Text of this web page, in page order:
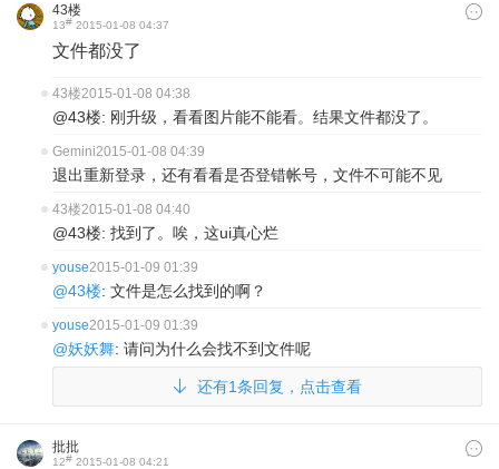
43楼
13# 2015-01-08 04:37
文件都没了
43楼2015-01-08 04:38
@43楼: 刚升级，看看图片能不能看。结果文件都没了。
Gemini2015-01-08 04:39
退出重新登录，还有看看是否登错帐号，文件不可能不见
43楼2015-01-08 04:40
@43楼: 找到了。唉，这ui真心烂
youse2015-01-09 01:39
@43楼: 文件是怎么找到的啊？
youse2015-01-09 01:39
@妖妖舞: 请问为什么会找不到文件呢
还有1条回复，点击查看
批批
12# 2015-01-08 04:21